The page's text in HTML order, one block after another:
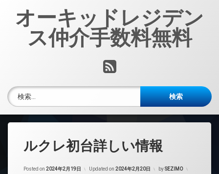
オーキッドレジデン
ス仲介手数料無料
RSS
検索:
ルクレ初台詳しい情報
Posted on 2024年2月19日 Updated on 2024年2月20日 bySEZIMO